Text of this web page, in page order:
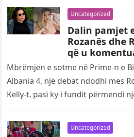
Uncategorized
Dalin pamjet
Rozanës dhe
që u
(Video)
Mbrëmjen e sotme në Prime-n e
Albania 4, një debat ndodhi mes
Kelly-t, pasi ky i fundit përmendi
Uncategorized